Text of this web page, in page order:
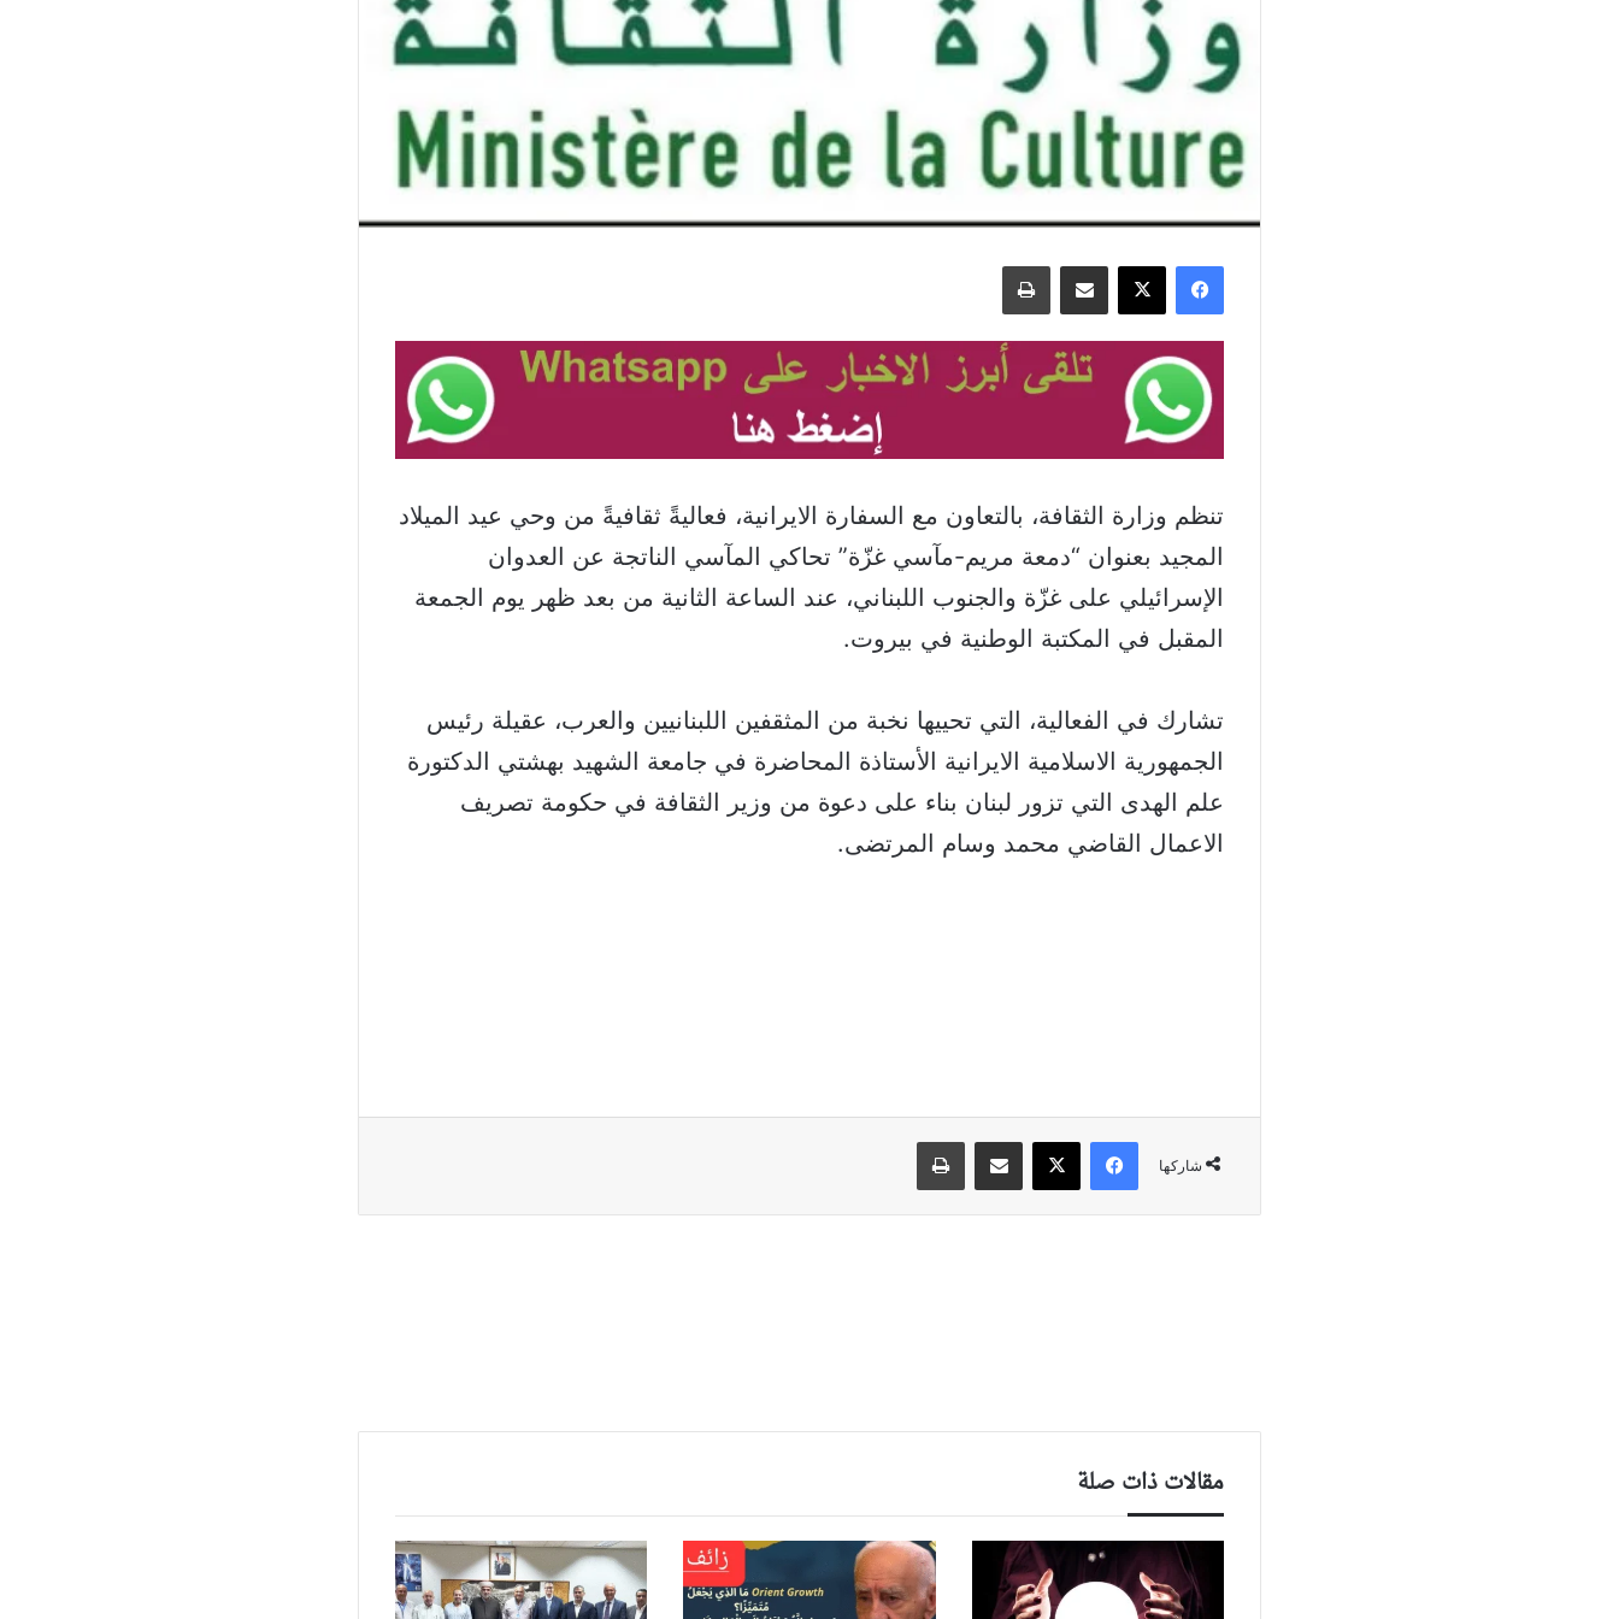
فيسبوك ‫X مشاركة عبر البريد طباعة
تنظم وزارة الثقافة، بالتعاون مع السفارة الايرانية، فعاليةً ثقافيةً من وحي عيد الميلاد
المجيد بعنوان “دمعة مريم-مآسي غزّة” تحاكي المآسي الناتجة عن العدوان
الإسرائيلي على غزّة والجنوب اللبناني، عند الساعة الثانية من بعد ظهر يوم الجمعة
المقبل في المكتبة الوطنية في بيروت.
تشارك في الفعالية، التي تحييها نخبة من المثقفين اللبنانيين والعرب، عقيلة رئيس
الجمهورية الاسلامية الايرانية الأستاذة المحاضرة في جامعة الشهيد بهشتي الدكتورة
علم الهدى التي تزور لبنان بناء على دعوة من وزير الثقافة في حكومة تصريف
الاعمال القاضي محمد وسام المرتضى.
شاركها
فيسبوك ‫X مشاركة عبر البريد طباعة
مقالات ذات صلة